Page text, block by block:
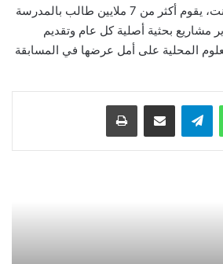
ووفقًا لموقعه على الإنترنت، يقوم أكثر من 7 ملايين طالب بالمدرسة
مشاريع بحثية أصلية كل عام وتقديم
المحلية على أمل عرضها في المسابقة
واتساب تيلقرام مشاركة عبر البريد طباعة